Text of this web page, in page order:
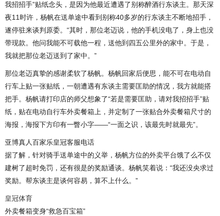
我招招手”贴纸念头，是因为他最近遭遇了别称醉酒行东谈主。那天深
夜11时许，杨帆在送单途中看到别称40多岁的行东谈主不断地招手，
遂停驻来谈判原委。“其时，那位老迈说，他的手机没电了，身上也没
带现款。他问我能不可载他一程，送他到四五公里外的家中。于是，
我就把那位老迈送到了家中。”
那位老迈真挚的感谢柔软了杨帆。杨帆回家后便思，能不可在电动自
行车上贴一张贴纸，一朝遭遇有东谈主需要匡助的情况，我方就能搭
把手。杨帆请打印店的师父想象了“若是需要匡助，请对我招招手”贴
纸，贴在电动自行车外卖餐箱上，并定制了一张贴合外卖餐箱尺寸的
海报，海报下方印有一瞥小字——“一面之识，该最先时就最先”。
亚博真人百家乐皇冠客服电话
据了解，针对骑手送单途中的义举，杨帆方位的外卖平台饿了么不仅
建树了超时免罚，还有很是的奖励通谈。杨帆笑着说：“我还没央求过
奖励。帮东谈主是谈何容易，算不上什么。”
皇冠体育
外卖餐箱变身“救急百宝箱”